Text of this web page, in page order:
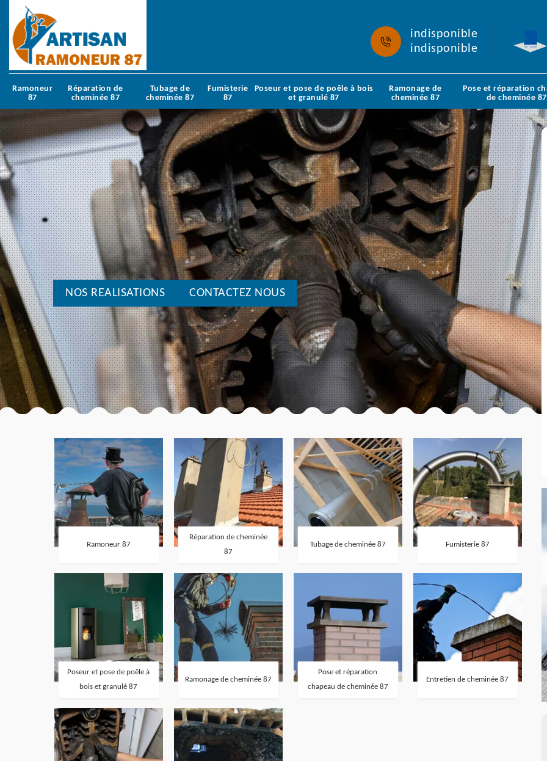
indisponible
indisponible
Ramoneur
87
Réparation de
cheminée 87
Tubage de
cheminée 87
Fumisterie
87
Poseur et pose de poêle à bois
et granulé 87
Ramonage de
cheminée 87
Pose et réparation
de cheminée 87
NOS REALISATIONS CONTACTEZ NOUS
Ramoneur 87
Réparation de cheminée
87
Tubage de cheminée 87 Fumisterie 87
Poseur et pose de poêle à
bois et granulé 87
Ramonage de cheminée 87
Pose et réparation
chapeau de cheminée 87
Entretien de cheminée 87